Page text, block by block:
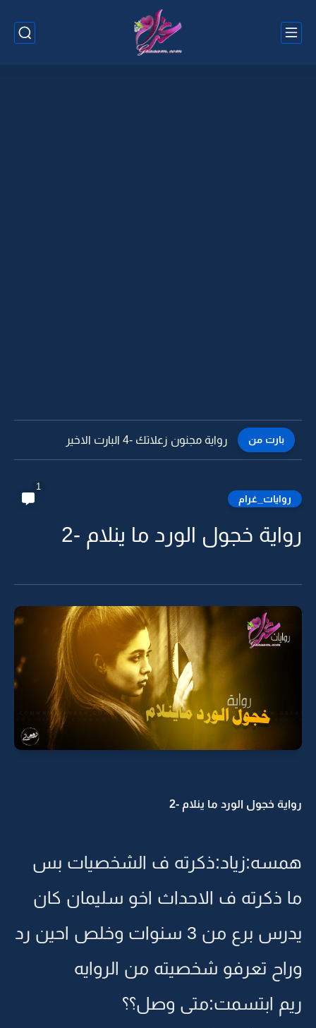
بارت من رواية مجنون زعلاتك -3
روايات_غرام
1
رواية خجول الورد ما ينلام -2
رواية خجول الورد ما ينلام -2
همسه:زياد:ذكرته ف الشخصيات بس
ما ذكرته ف الاحداث اخو سليمان كان
يدرس برع من 3 سنوات وخلص احين رد
وراح تعرفو شخصيته من الروايه
ريم ابتسمت:متى وصل؟؟